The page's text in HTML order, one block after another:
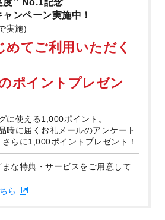
ンペーン実施中！
実施)
めてご利用いただく
ポイントプレゼン
に使える1,000ポイント。
時に届くお礼メールのアンケート
らに1,000ポイントプレゼント！
な特典・サービスをご用意して
ら